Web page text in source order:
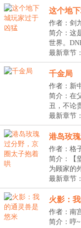
这个地
作者：剑
简介：这
世界。
【掠...
最新章节：
千金局
作者：新
简介：在
丑，不论
无关...
最新章节：
港岛玫
作者：格
简介：【
为顾家的
衍...
最新章节：
火影：
作者：南
简介：